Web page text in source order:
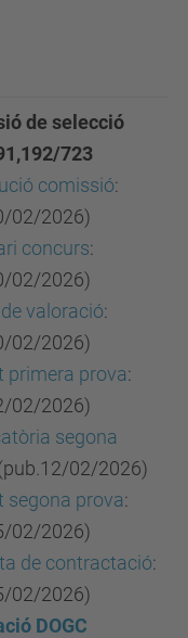
de selecció
723
comissió:
02/2026)
concurs:
02/2026)
valoració:
02/2026)
primera prova:
02/2026)
segona
02/2026)
segona prova:
02/2026)
de contractació:
02/2026)
DOGC